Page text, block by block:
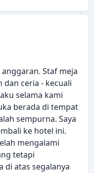
Staf meja
ceria - kecuali
selama kami
berada di tempat
sempurna. Saya
ke hotel ini.
mengalami
tetapi
di atas segalanya